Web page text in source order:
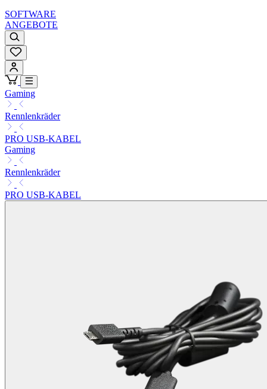
SOFTWARE
ANGEBOTE
Gaming
Rennlenkräder
PRO USB-KABEL
Gaming
Rennlenkräder
PRO USB-KABEL